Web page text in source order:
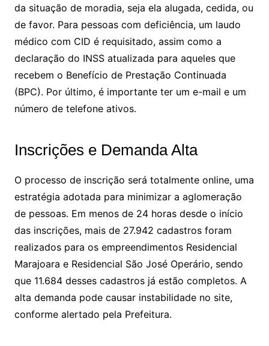
da situação de moradia, seja ela alugada, cedida, ou
de favor. Para pessoas com deficiência, um laudo
médico com CID é requisitado, assim como a
declaração do INSS atualizada para aqueles que
recebem o Benefício de Prestação Continuada
(BPC). Por último, é importante ter um e-mail e um
número de telefone ativos.
Inscrições e Demanda Alta
O processo de inscrição será totalmente online, uma
estratégia adotada para minimizar a aglomeração
de pessoas. Em menos de 24 horas desde o início
das inscrições, mais de 27.942 cadastros foram
realizados para os empreendimentos Residencial
Marajoara e Residencial São José Operário, sendo
que 11.684 desses cadastros já estão completos. A
alta demanda pode causar instabilidade no site,
conforme alertado pela Prefeitura.